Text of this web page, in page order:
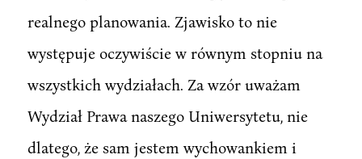
realnego planowania. Zjawisko to nie
występuje oczywiście w równym stopniu na
wszystkich wydziałach. Za wzór uważam
Wydział Prawa naszego Uniwersytetu, nie
dlatego, że sam jestem wychowankiem i